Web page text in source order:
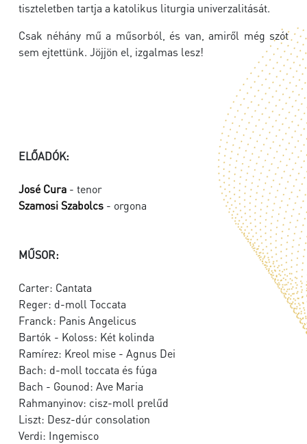
tiszteletben tartja a katolikus liturgia univerzalitását.
Csak néhány mű a műsorból, és van, amiről még szót
sem ejtettünk. Jöjjön el, izgalmas lesz!
ELŐADÓK:
José Cura - tenor
Szamosi Szabolcs - orgona
MŰSOR:
Carter: Cantata
Reger: d-moll Toccata
Franck: Panis Angelicus
Bartók - Koloss: Két kolinda
Ramírez: Kreol mise - Agnus Dei
Bach: d-moll toccata és fúga
Bach - Gounod: Ave Maria
Rahmanyinov: cisz-moll prelűd
Liszt: Desz-dúr consolation
Verdi: Ingemisco